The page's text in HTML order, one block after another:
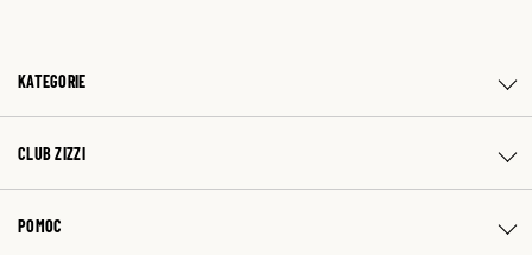
KATEGORIE
CLUB ZIZZI
POMOC